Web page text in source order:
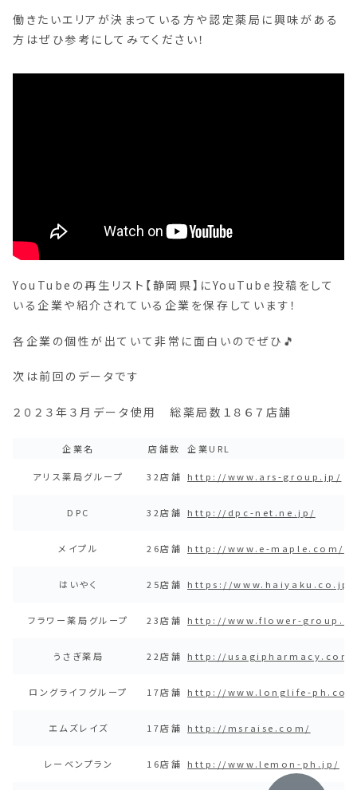
働きたいエリアが決まっている方や認定薬局に興味がある
方はぜひ参考にしてみてください！
YouTubeの再生リスト【静岡県】にYouTube投稿をして
いる企業や紹介されている企業を保存しています！
各企業の個性が出ていて非常に面白いのでぜひ🎵
次は前回のデータです
２０２３年３月データ使用 総薬局数１８６７店舗
企業名 店舗数 企業URL
アリス薬局グループ 32店舗 http://www.ars-group.jp/
DPC 32店舗 http://dpc-net.ne.jp/
メイプル 26店舗 http://www.e-maple.com/
はいやく 25店舗 https://www.haiyaku.co.jp/
フラワー薬局グループ 23店舗 http://www.flower-
うさぎ薬局 22店舗 http://usagipharmacy.com/
ロングライフグループ 17店舗 http://www.longlife-
エムズレイズ 17店舗 http://msraise.com/
レーベンプラン 16店舗 http://www.lemon-ph.jp/